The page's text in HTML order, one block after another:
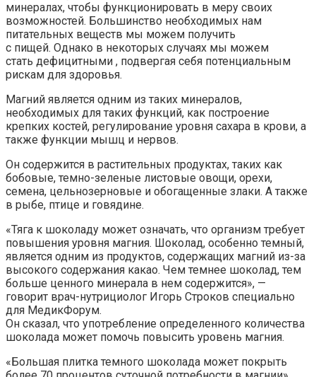
минералах, чтобы функционировать в меру своих
возможностей. Большинство необходимых нам
питательных веществ мы можем получить
с пищей. Однако в некоторых случаях мы можем
стать дефицитными , подвергая себя потенциальным
рискам для здоровья.
Магний является одним из таких минералов,
необходимых для таких функций, как построение
крепких костей, регулирование уровня сахара в крови, а
также функции мышц и нервов.
Он содержится в растительных продуктах, таких как
бобовые, темно-зеленые листовые овощи, орехи,
семена, цельнозерновые и обогащенные злаки. А также
в рыбе, птице и говядине.
«Тяга к шоколаду может означать, что организм требует
повышения уровня магния. Шоколад, особенно темный,
является одним из продуктов, содержащих магний из-за
высокого содержания какао. Чем темнее шоколад, тем
больше ценного минерала в нем содержится», —
говорит врач-нутрициолог Игорь Строков специально
для МедикФорум.
Он сказал, что употребление определенного количества
шоколада может помочь повысить уровень магния.
«Большая плитка темного шоколада может покрыть